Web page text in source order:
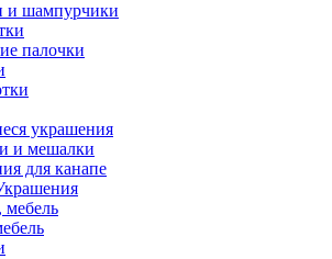
и шампурчики
палочки
украшения
и мешалки
для канапе
мебель